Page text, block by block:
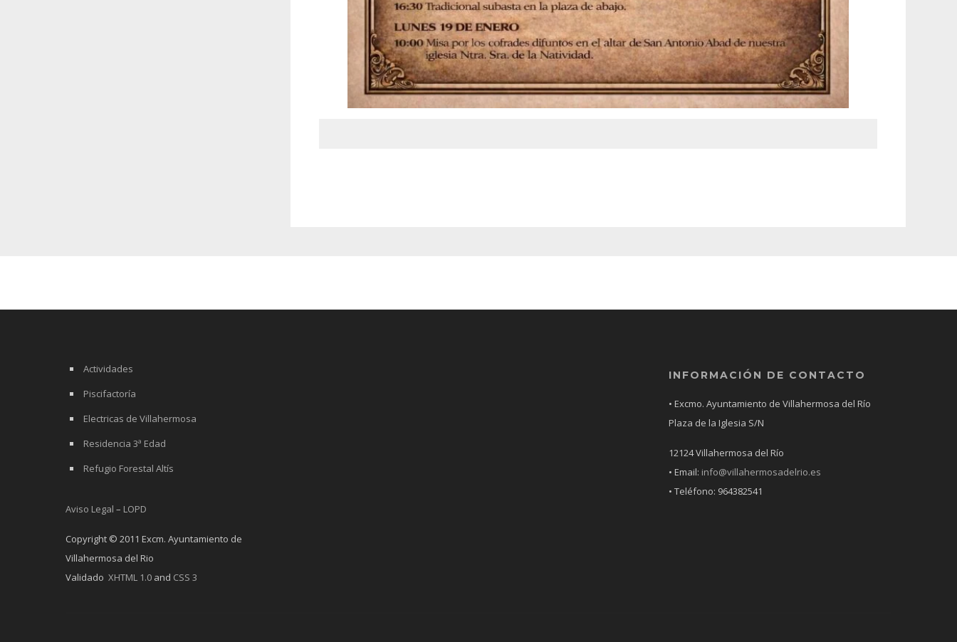
Actividades
Piscifactoría
Electricas de Villahermosa
Residencia 3ª Edad
Refugio Forestal Altís
Aviso Legal – LOPD
Copyright © 2011 Excm. Ayuntamiento de
Villahermosa del Rio
Validado XHTML 1.0 and CSS 3
INFORMACIÓN DE CONTACTO
• Excmo. Ayuntamiento de Villahermosa del Río
Plaza de la Iglesia S/N
12124 Villahermosa del Río
• Email: info@villahermosadelrio.es
• Teléfono: 964382541